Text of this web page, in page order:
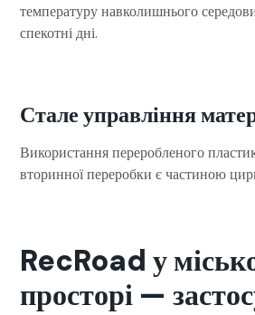
температуру навколишнього
спекотні дні.
Стале управління
Використання переробленого
вторинної переробки є частиною
RecRoad у
просторі —